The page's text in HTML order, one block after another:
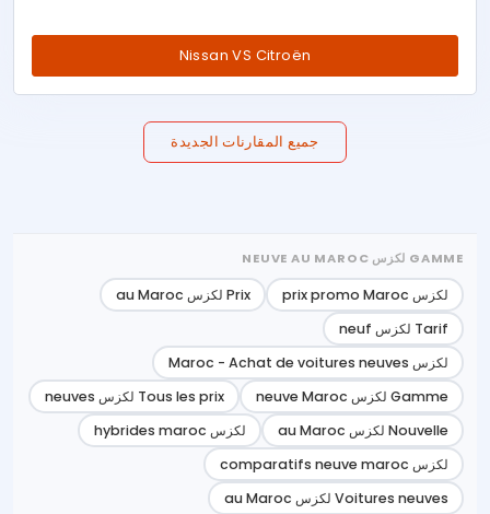
Nissan VS Citroën
جميع المقارنات الجديدة
GAMME لكزس NEUVE AU MAROC
لكزس prix promo Maroc
Prix لكزس au Maroc
Tarif لكزس neuf
لكزس Maroc - Achat de voitures neuves
Gamme لكزس neuve Maroc
Tous les prix لكزس neuves
Nouvelle لكزس au Maroc
لكزس hybrides maroc
لكزس comparatifs neuve maroc
Voitures neuves لكزس au Maroc